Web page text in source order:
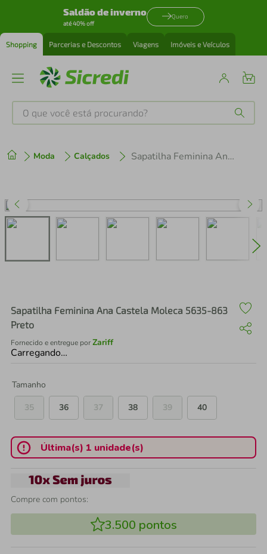
Saldão de inverno
até 40% off
Quero
Shopping Parcerias e Descontos Viagens Imóveis e Veículos
O que você está procurando?
Moda Calçados Sapatilha Feminina Ana Castela Moleca 5635-863 Preto
Sapatilha Feminina Ana Castela Moleca 5635-863
Preto
Fornecido e entregue porZariff
Carregando…
Tamanho
35
36 37 38 39 40
Última(s) 1 unidade(s)
Compre com pontos:
3.500 pontos
2º cafeteira